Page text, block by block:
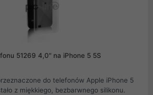
51269 4,0" na iPhone 5 5S
do telefonów Apple iPhone 5
z miękkiego, bezbarwnego silikonu.